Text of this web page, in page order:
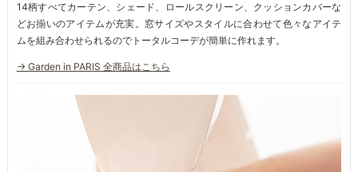
14柄すべてカーテン、シェード、ロールスクリーン、クッションカバーな
どお揃いのアイテムが充実。窓サイズやスタイルに合わせて色々なアイテ
ムを組み合わせられるのでトータルコーデが簡単に作れます。
→ Garden in PARIS 全商品はこちら